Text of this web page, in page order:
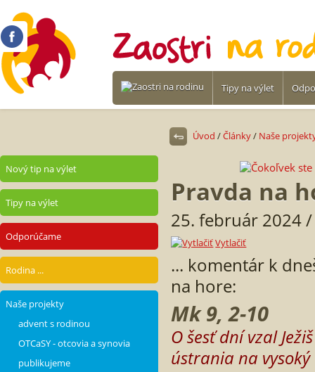
Tipy na výlet
Nový tip na výlet
Tipy na výlet
Odporúčame
Rodina ...
Naše projekty
advent s rodinou
OTCaSY - otcovia a synovia
publikujeme
Úvod /Články/ Naše
Pravda na
25. február 2024
Vytlačiť
... komentár k
na hore:
Mk 9, 2-10
O šesť dní vzal
ústrania na